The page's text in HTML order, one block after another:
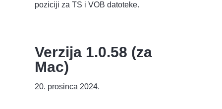
poziciji za TS i VOB datoteke.
Verzija 1.0.58 (za
Mac)
20. prosinca 2024.